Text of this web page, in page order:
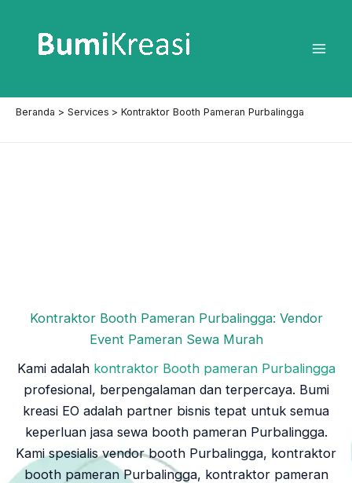
konten
Beranda Services Kontraktor Booth Pameran Purbalingga
Kontraktor Booth Pameran Purbalingga: Vendor
Event Pameran Sewa Murah
Kami adalahkontraktor Booth pameran Purbalingga
profesional, berpengalaman dan terpercaya. Bumi
kreasi EO adalah partner bisnis tepat untuk semua
keperluan jasa sewa booth pameran Purbalingga.
Kami spesialis vendor booth Purbalingga, kontraktor
booth pameran Purbalingga, kontraktor pameran